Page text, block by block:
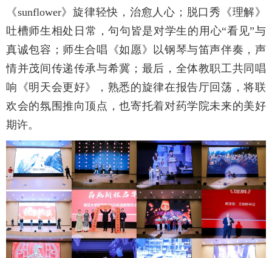
《sunflower》旋律轻快，治愈人心；脱口秀《理解》
吐槽师生相处日常，句句皆是对学生的用心“看见”与
真诚包容；师生合唱《如愿》以钢琴与笛声伴奏，声
情并茂间传递传承与希冀；最后，全体教职工共同唱
响《明天会更好》，熟悉的旋律在报告厅回荡，将联
欢会的氛围推向顶点，也寄托着对药学院未来的美好
期许。